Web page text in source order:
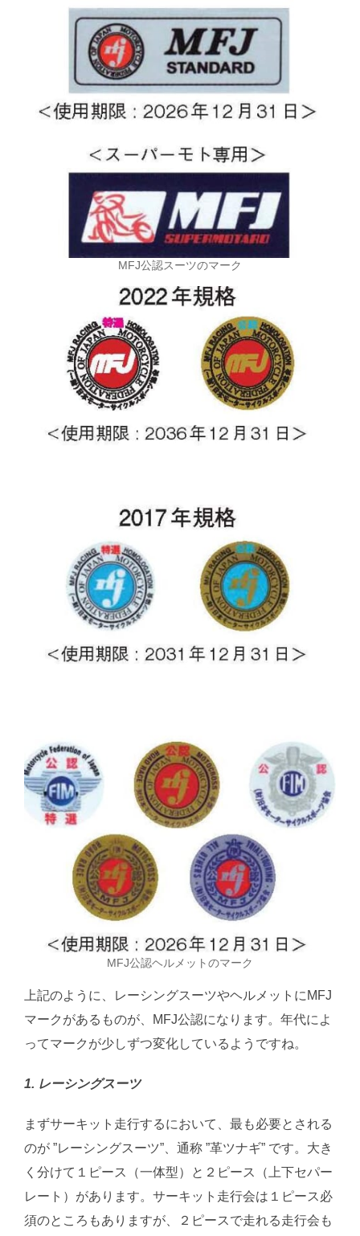
MFJ公認スーツのマーク
MFJ公認ヘルメットのマーク
上記のように、レーシングスーツやヘルメットにMFJ
マークがあるものが、MFJ公認になります。年代によ
ってマークが少しずつ変化しているようですね。
1. レーシングスーツ
まずサーキット走行するにおいて、最も必要とされる
のが ”レーシングスーツ”、通称 ”革ツナギ” です。大き
く分けて１ピース（一体型）と２ピース（上下セパー
レート）があります。サーキット走行会は１ピース必
須のところもありますが、２ピースで走れる走行会も